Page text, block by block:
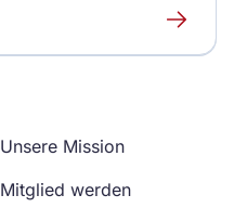
Erfahre
mehr
Unsere Mission
Mitglied werden